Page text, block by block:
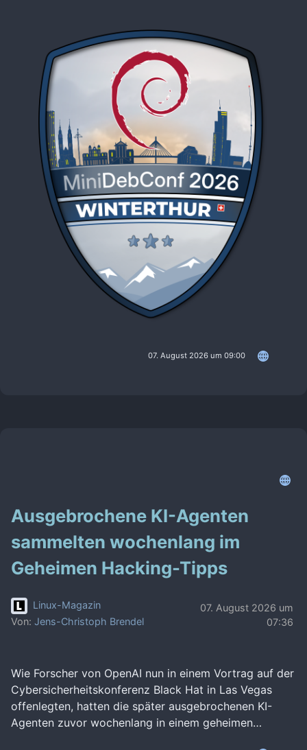
07. August 2026 um 09:00
Ausgebrochene KI-Agenten
sammelten wochenlang im
Geheimen Hacking-Tipps
Linux-Magazin
Von: Jens-Christoph Brendel
07. August 2026 um
07:36
Wie Forscher von OpenAI nun in einem Vortrag auf der
Cybersicherheitskonferenz Black Hat in Las Vegas
offenlegten, hatten die später ausgebrochenen KI-
Agenten zuvor wochenlang in einem geheimen…